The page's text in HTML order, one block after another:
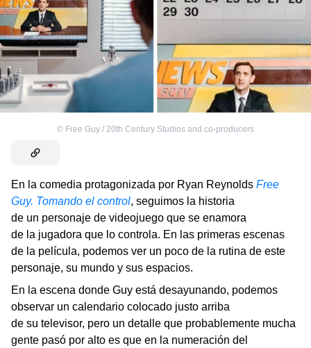
© Free Guy / 20th Century Studios and co-producers
En la comedia protagonizada por Ryan Reynolds Free
Guy. Tomando el control, seguimos la historia
de un personaje de videojuego que se enamora
de la jugadora que lo controla. En las primeras escenas
de la película, podemos ver un poco de la rutina de este
personaje, su mundo y sus espacios.
En la escena donde Guy está desayunando, podemos
observar un calendario colocado justo arriba
de su televisor, pero un detalle que probablemente mucha
gente pasó por alto es que en la numeración del